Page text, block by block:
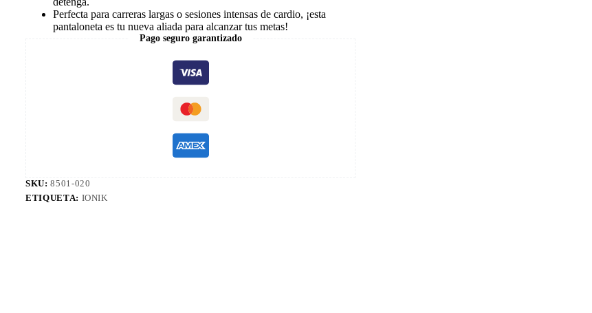
Perfecta para carreras largas o sesiones intensas de cardio, ¡esta
pantaloneta es tu nueva aliada para alcanzar tus metas!
Pago seguro garantizado
SKU:8501-020
ETIQUETA: IONIK